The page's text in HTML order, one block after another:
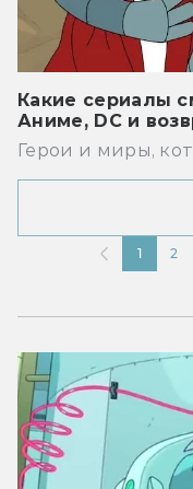
Какие сериалы
Аниме, DC и
Герои и миры,
1 2